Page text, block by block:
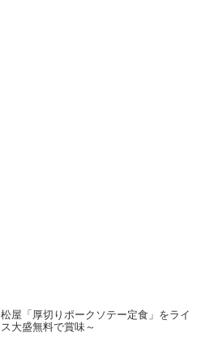
松屋「厚切りポークソテー定食」をライ
ス大盛無料で賞味～